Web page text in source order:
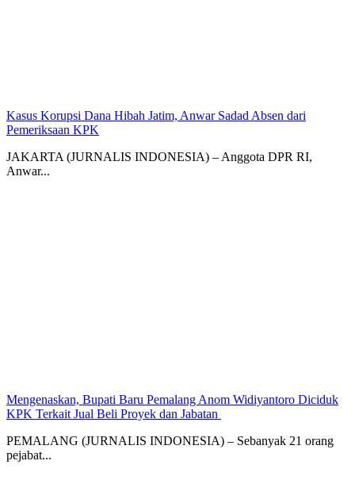
Kasus Korupsi Dana Hibah Jatim, Anwar Sadad Absen dari
Pemeriksaan KPK
JAKARTA (JURNALIS INDONESIA) – Anggota DPR RI,
Anwar...
Mengenaskan, Bupati Baru Pemalang Anom Widiyantoro Diciduk
KPK Terkait Jual Beli Proyek dan Jabatan ‎
PEMALANG (JURNALIS INDONESIA) – Sebanyak 21 orang
pejabat...